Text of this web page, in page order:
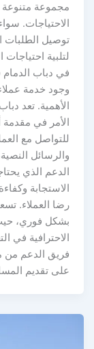
مجموعة متنوعة
الاحتياجات.
توصيل الطلبات
لتلبية احتياجات
في دباب الدمام
وجود خدمة عملاء
الأهمية. تعد
الأمر في مقدمة
للتواصل مع
والرسائل
الدعم الذي
الاستجابة
رضا العملاء.
بشكل فوري،
الاحترافية في
فريق الدعم من
على تقديم